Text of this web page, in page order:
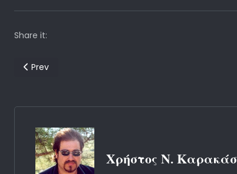
Share it:
Previous article: From Conflict Zones to Children’s
Prev
Χρήστος Ν.